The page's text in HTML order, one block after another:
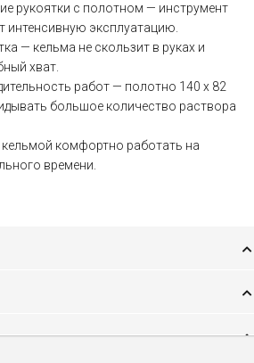
рукоятки с полотном — инструмент
интенсивную эксплуатацию.
— кельма не скользит в руках и
хват.
работ — полотно 140 х 82
большое количество раствора
комфортно работать на
времени.